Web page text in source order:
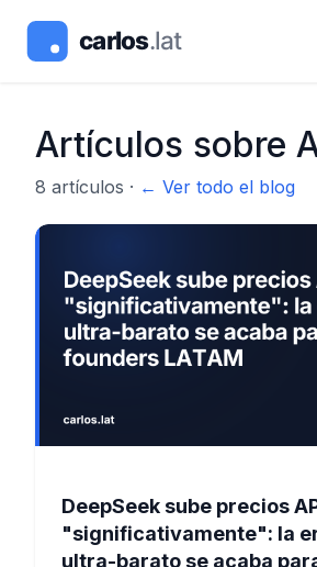
Artículos sobre
8 artículos · ← Ver todo el blog
DeepSeek sube precios
"significativamente": la
ultra-barato se acaba